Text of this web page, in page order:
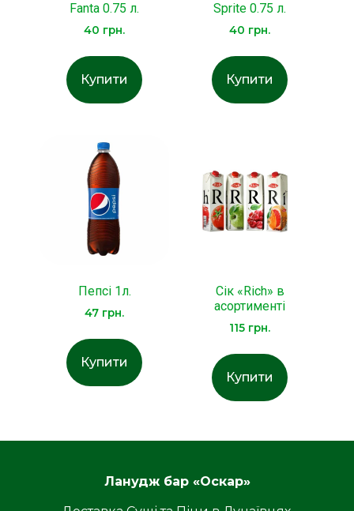
Fanta 0.75 л.
40 грн.
Купити
Sprite 0.75 л.
40 грн.
Купити
Пепсі 1л.
47 грн.
Купити
Сік «Rich» в
асортименті
115 грн.
Купити
Ланудж бар «Оскар»